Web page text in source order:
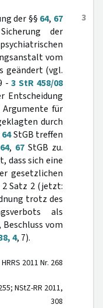
3
der §§ 64, 67
der
vom
geändert (vgl.
-3 StR 458/08
Entscheidung
Argumente für
durch
64StGB treffen
64, 67StGB zu.
dass sich eine
gesetzlichen
2 Satz 2 (jetzt:
trotz des
als
vom
4, 7).
HRRS 2011 Nr. 268
NStZ-RR 2011,
308